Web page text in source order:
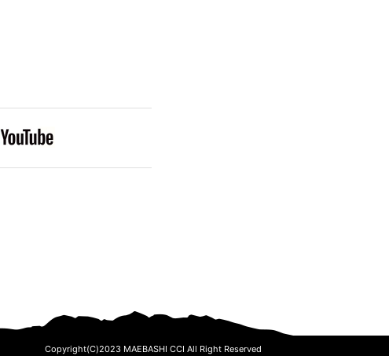
Copyright(C)2023 MAEBASHI CCI All Right Reserved